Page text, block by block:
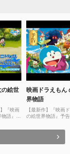
の絵世
『映画
語』
映画ドラえもん
界物語
【最新作】『映画
の絵世界物語』予